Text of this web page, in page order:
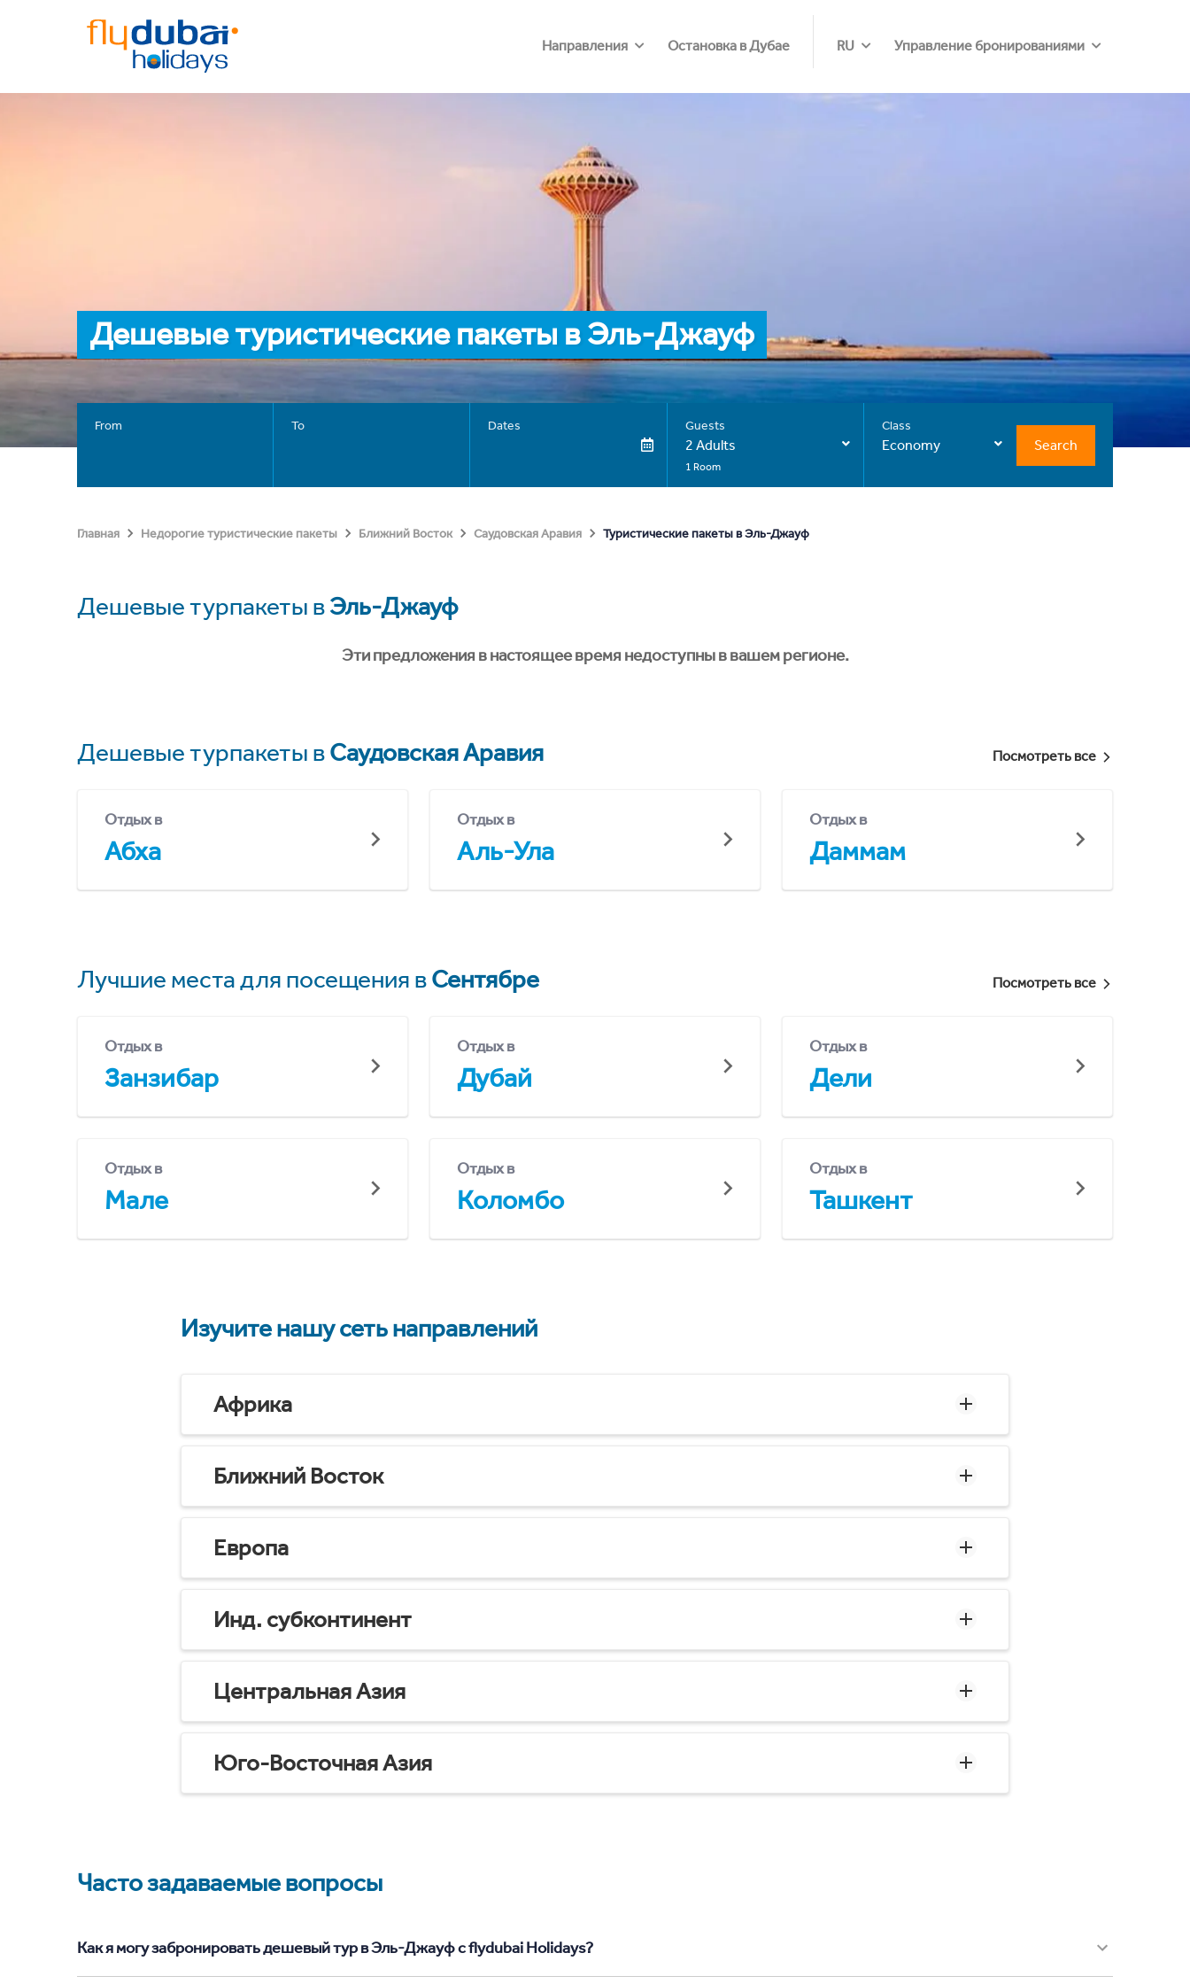
Направления Остановка в Дубае RU Управление бронированиями
Дешевые туристические пакеты в Эль-Джауф
From To Dates Guests
2 Adults
1 Room
Class
Economy Search
Главная Недорогие туристические пакеты Ближний Восток Саудовская Аравия Туристические пакеты в Эль-Джауф
Дешевые турпакеты вЭль-Джауф
Эти предложения в настоящее время недоступны в вашем регионе.
Дешевые турпакеты вСаудовская Аравия Посмотреть все
Отдых в
Абха
Отдых в
Аль-Ула
Отдых в
Даммам
Лучшие места для посещения вСентябре Посмотреть все
Отдых в
Занзибар
Отдых в
Дубай
Отдых в
Дели
Отдых в
Мале
Отдых в
Коломбо
Отдых в
Ташкент
Изучите нашу сеть направлений
Африка
Ближний Восток
Европа
Инд. субконтинент
Центральная Азия
Юго-Восточная Азия
Часто задаваемые вопросы
Как я могу забронировать дешевый тур в Эль-Джауф с flydubai Holidays?